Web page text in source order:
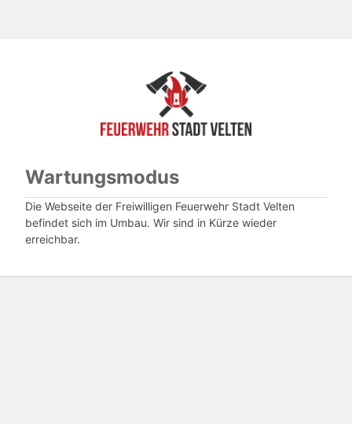
Wartungsmodus
Die Webseite der Freiwilligen Feuerwehr Stadt Velten
befindet sich im Umbau. Wir sind in Kürze wieder
erreichbar.